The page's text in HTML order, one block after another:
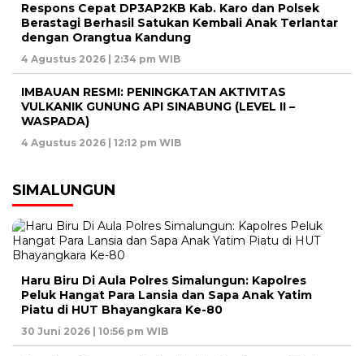
Respons Cepat DP3AP2KB Kab. Karo dan Polsek
Berastagi Berhasil Satukan Kembali Anak Terlantar
dengan Orangtua Kandung
4 Agustus 2026 | 2:34 pm WIB
IMBAUAN RESMI: PENINGKATAN AKTIVITAS
VULKANIK GUNUNG API SINABUNG (LEVEL II –
WASPADA)
4 Agustus 2026 | 12:12 pm WIB
SIMALUNGUN
Haru Biru Di Aula Polres Simalungun: Kapolres
Peluk Hangat Para Lansia dan Sapa Anak Yatim
Piatu di HUT Bhayangkara Ke-80
30 Juni 2026 | 10:56 pm WIB